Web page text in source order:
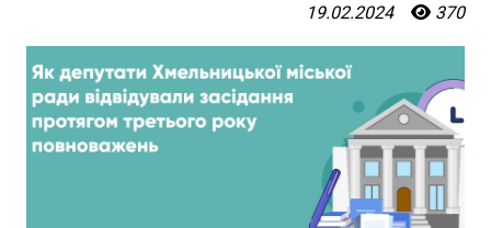
19.02.2024 370